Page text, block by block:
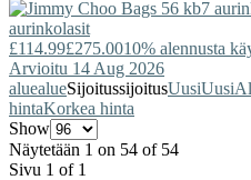
aurinkolasit
£114.99£275.0010% alennusta
Arvioitu 14 Aug 2026
aluealueSijoitussijoitusUusiUusi
hintaKorkea hinta
Show
Näytetään 1 on 54 of 54
Sivu 1 of 1